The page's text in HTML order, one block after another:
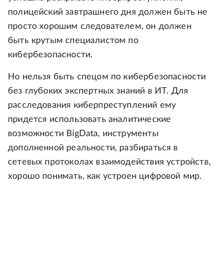
полицейский завтрашнего дня должен быть не
просто хорошим следователем, он должен
быть крутым специалистом по
кибербезопасности.
Но нельзя быть спецом по кибербезопасности
без глубоких экспертных знаний в ИТ. Для
расследования киберпреступлений ему
придется использовать аналитические
возможности BigData, инструменты
дополненной реальности, разбираться в
сетевых протоколах взаимодействия устройств,
хорошо понимать, как устроен цифровой мир.